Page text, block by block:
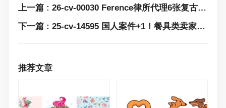
上一篇 : 26-cv-00030 Ference律所代理6张复古插画发案！涉及吉他、头盔等元素！
下一篇 : 25-cv-14595 国人案件+1！餐具类卖家避雷这张图，正在维权中！
推荐文章